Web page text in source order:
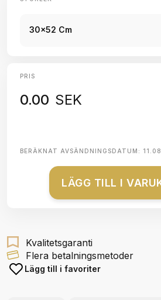
30x52 Cm
PRIS
0.00 SEK
BERÄKNAT AVSÄNDNINGSDATUM:
LÄGG TILL I
Kvalitetsgaranti
Flera betalningsmetoder
Lägg till i favoriter